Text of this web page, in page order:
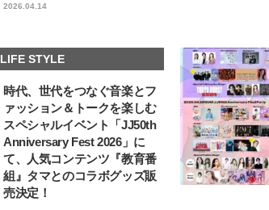
2026.04.14
LIFE STYLE
時代、世代をつなぐ音楽とフ
ァッション＆トークを楽しむ
スペシャルイベント「JJ50th
Anniversary Fest 2026」に
て、人気コンテンツ『教育番
組』タマとのコラボグッズ販
売決定！